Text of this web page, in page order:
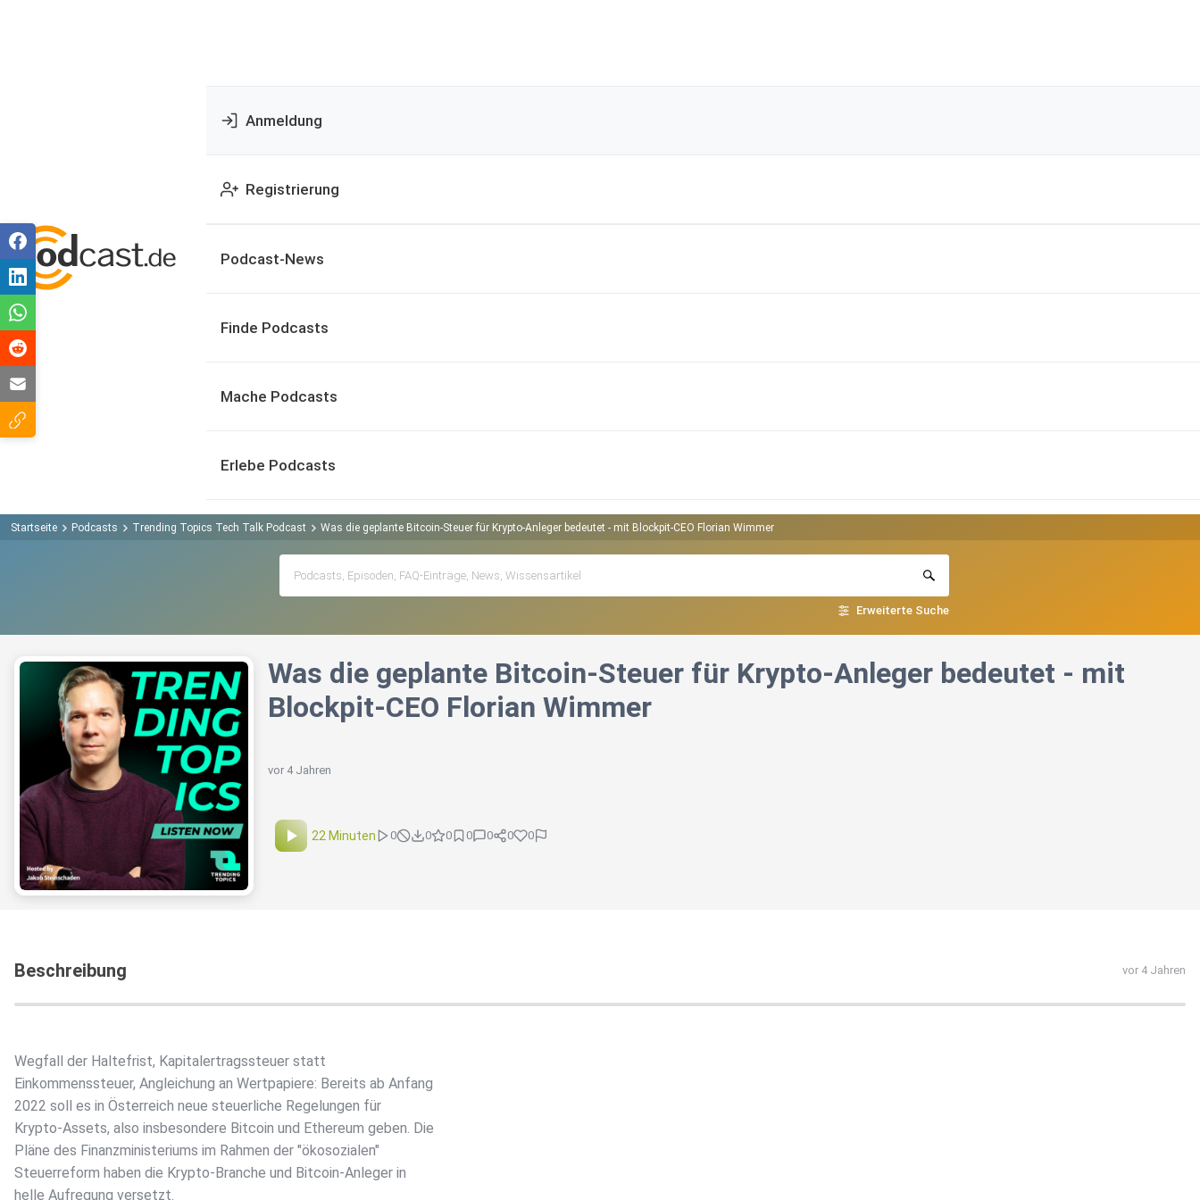
Anmeldung
Registrierung
Podcast-News
Finde Podcasts
Mache Podcasts
Erlebe Podcasts
Startseite Podcasts Trending Topics Tech Talk Podcast Was die geplante Bitcoin-Steuer für Krypto-Anleger bedeutet - mit Blockpit-CEO Florian Wimmer
Erweiterte Suche
Was die geplante Bitcoin-Steuer für Krypto-Anleger bedeutet - mit
Blockpit-CEO Florian Wimmer
vor 4 Jahren
22 Minuten 0 0 0 0 0 0 0
Beschreibung vor 4 Jahren
Wegfall der Haltefrist, Kapitalertragssteuer statt
Einkommenssteuer, Angleichung an Wertpapiere: Bereits ab Anfang
2022 soll es in Österreich neue steuerliche Regelungen für
Krypto-Assets, also insbesondere Bitcoin und Ethereum geben. Die
Pläne des Finanzministeriums im Rahmen der "ökosozialen"
Steuerreform haben die Krypto-Branche und Bitcoin-Anleger in
helle Aufregung versetzt.